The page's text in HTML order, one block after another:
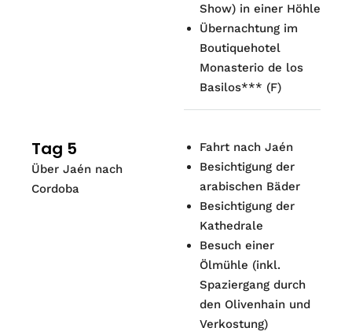
Show) in einer Höhle
Übernachtung im
Boutiquehotel
Monasterio de los
Basilos*** (F)
Tag 5
Über Jaén nach
Cordoba
Fahrt nach Jaén
Besichtigung der
arabischen Bäder
Besichtigung der
Kathedrale
Besuch einer
Ölmühle (inkl.
Spaziergang durch
den Olivenhain und
Verkostung)